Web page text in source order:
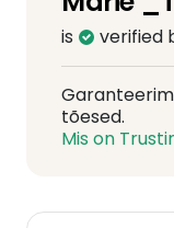
is verified
tõesed.
Mis on